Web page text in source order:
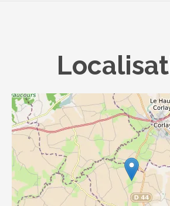
... chargement ...